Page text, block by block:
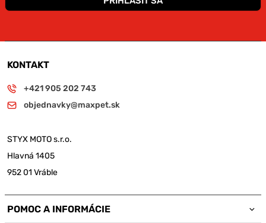
KONTAKT
+421 905 202 743
objednavky@maxpet.sk
STYX MOTO s.r.o.
Hlavná 1405
952 01 Vráble
POMOC A INFORMÁCIE